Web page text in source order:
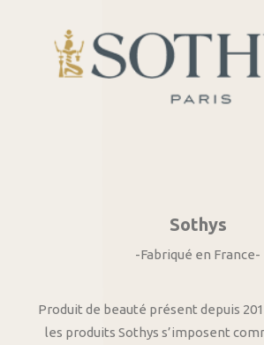
Sothys
-Fabriqué en France-
Produit de beauté présent depuis
les produits Sothys s’imposent